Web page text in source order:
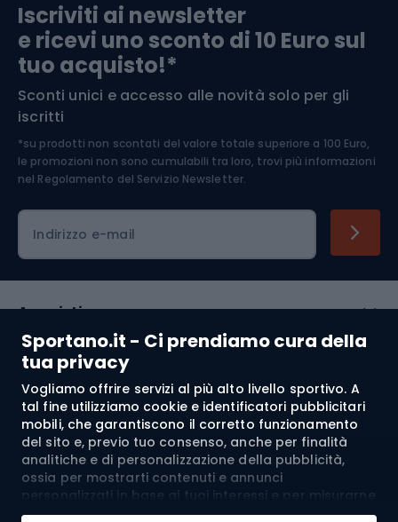
Sportano.it - Ci prendiamo cura della
tua privacy
Vogliamo offrire servizi al più alto livello sportivo. A
tal fine utilizziamo cookie e identificatori pubblicitari
mobili, che garantiscono il corretto funzionamento
del sito e, previo tuo consenso, anche per finalità
analitiche e di personalizzazione della pubblicità,
ossia per mostrarti contenuti e annunci
personalizzati in base ai tuoi interessi e per misurarne
l’efficacia. I cookie e gli identificatori pubblicitari
Arrampicata
Medicina dello sport
Abbigliamento ciclistico
Iscriviti ai newsletter
e ricevi uno sconto di 10 Euro sul
tuo acquisto!*
Sconti unici e accesso alle novità solo per gli
iscritti
*su prodotti non scontati del valore totale superiore a 100 Euro,
le promozioni non sono cumulabili tra loro, trovi più informazioni
nel Regolamento del Servizio Newsletter.
Indirizzo e-mail
Acquisti
Servizio clienti
Regolamento
Chi siamo